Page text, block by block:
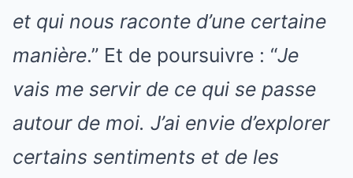
et qui nous raconte d’une certaine
manière.” Et de poursuivre : “Je
vais me servir de ce qui se passe
autour de moi. J’ai envie d’explorer
certains sentiments et de les